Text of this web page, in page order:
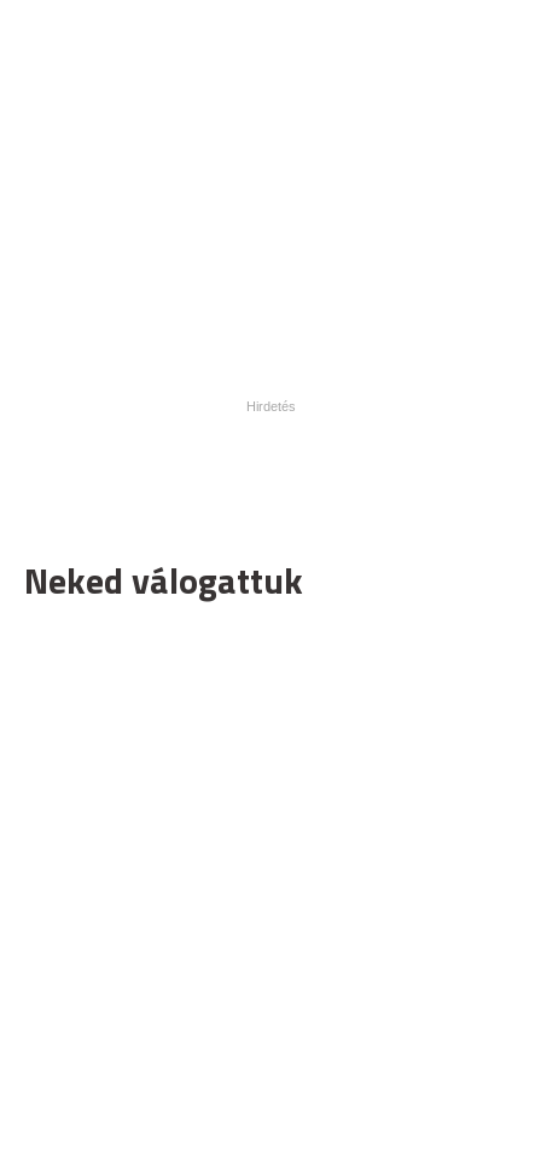
Neked válogattuk